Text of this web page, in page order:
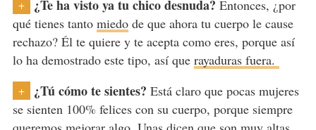
+ ¿Te ha visto ya tu chico desnuda? Entonces, ¿por
qué tienes tanto miedode que ahora tu cuerpo le cause
rechazo? Él te quiere y te acepta como eres, porque así
lo ha demostrado este tipo, así que rayaduras fuera.
+ ¿Tú cómo te sientes? Está claro que pocas mujeres
se sienten 100% felices con su cuerpo, porque siempre